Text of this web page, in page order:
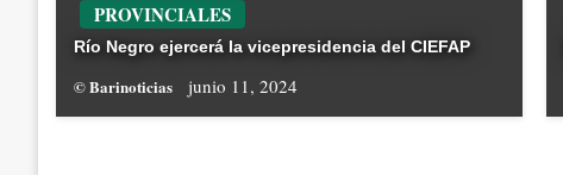
PROVINCIALES
Río Negro ejercerá la vicepresidencia del CIEFAP
© Barinoticias junio 11, 2024